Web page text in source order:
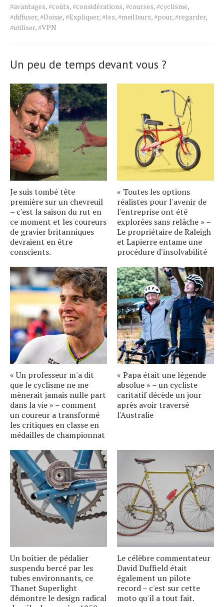
Tags
for
the
#avantages,#coûts,#considérations,#courses,#cyclisme,
#diffuser,#Doisje,#Expliquer,#les,#meilleurs,#pour,#regarder,
#utiliser,#VPN
Un peu de temps devant vous ?
Je suis tombé tête
première sur un chevreuil
– c'est la saison du rut en
ce moment et les coureurs
de gravier britanniques
devraient en être
conscients.
« Toutes les options
réalistes pour l'avenir de
l'entreprise ont été
explorées sans relâche » –
Le propriétaire de Raleigh
et Lapierre entame une
procédure d'insolvabilité
« Un professeur m'a dit
que le cyclisme ne me
mènerait jamais nulle part
dans la vie » – comment
un coureur a transformé
les critiques en classe en
médailles de championnat
« Papa était une légende
absolue » – un cycliste
caritatif décède un jour
après avoir traversé
l'Australie
Un boîtier de pédalier
suspendu bercé par les
tubes environnants, ce
Thanet Superlight
démontre le design radical
Le célèbre commentateur
David Duffield était
également un pilote
record – c'est sur cette
moto qu'il a tout fait.